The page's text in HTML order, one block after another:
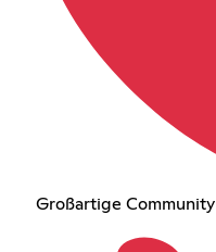
Großartige Community